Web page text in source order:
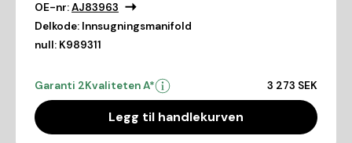
OE-nr:AJ83963
Delkode: Innsugningsmanifold
null: K989311
Garanti 2Kvaliteten A* 3 273 SEK
Legg til handlekurven